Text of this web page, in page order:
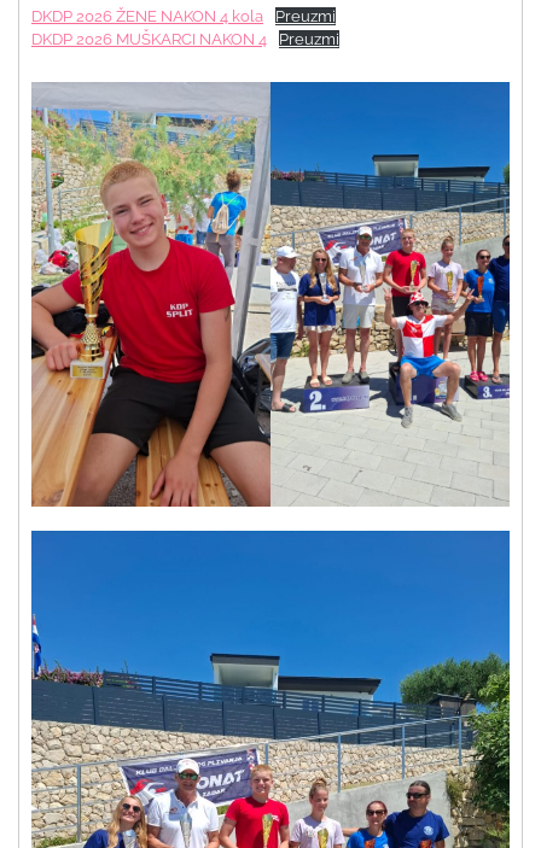
DKDP 2026 ŽENE NAKON 4 kola
Preuzmi
DKDP 2026 MUŠKARCI NAKON 4
Preuzmi